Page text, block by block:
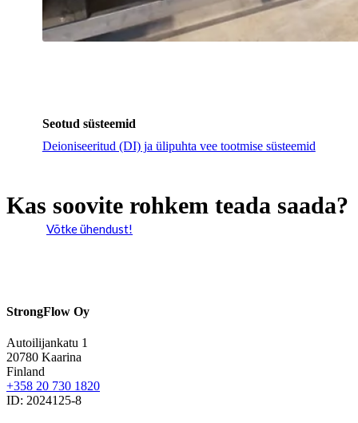
Seotud süsteemid
Deioniseeritud (DI) ja ülipuhta vee tootmise süsteemid
Kas soovite rohkem teada saada?
Võtke ühendust!
StrongFlow Oy
Autoilijankatu 1
20780 Kaarina
Finland
+358 20 730 1820
ID: 2024125-8